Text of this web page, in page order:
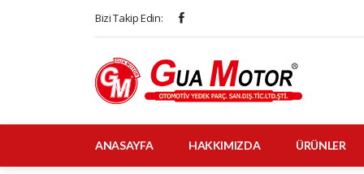
Bizi Takip Edin:
ANASAYFA HAKKIMIZDA ÜRÜNLER